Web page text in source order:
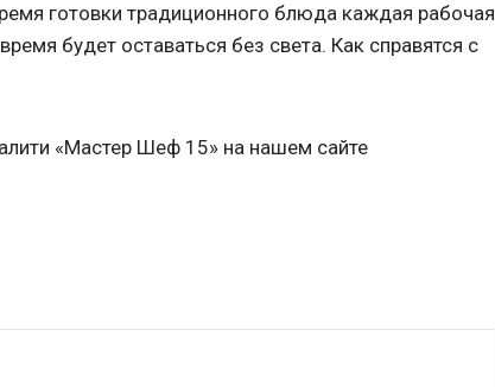
готовки традиционного блюда каждая рабочая
будет оставаться без света. Как справятся с
«Мастер Шеф 15» на нашем сайте